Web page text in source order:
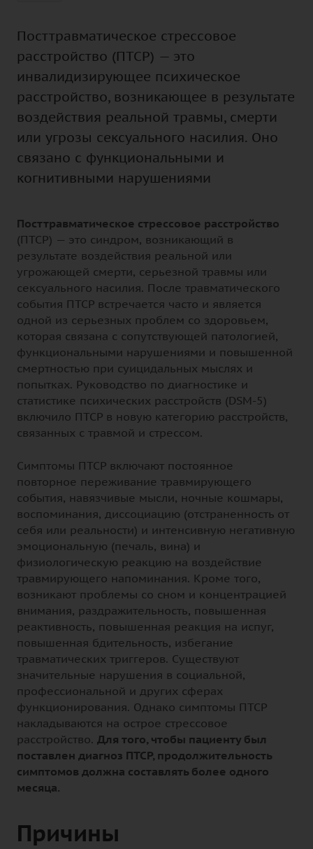
Посттравматическое стрессовое
расстройство (ПТСР) — это
инвалидизирующее психическое
расстройство, возникающее в результате
воздействия реальной травмы, смерти
или угрозы сексуального насилия. Оно
связано с функциональными и
когнитивными нарушениями
Посттравматическое стрессовое расстройство
(ПТСР) — это синдром, возникающий в
результате воздействия реальной или
угрожающей смерти, серьезной травмы или
сексуального насилия. После травматического
события ПТСР встречается часто и является
одной из серьезных проблем со здоровьем,
которая связана с сопутствующей патологией,
функциональными нарушениями и повышенной
смертностью при суицидальных мыслях и
попытках. Руководство по диагностике и
статистике психических расстройств (DSM-5)
включило ПТСР в новую категорию расстройств,
связанных с травмой и стрессом.
Симптомы ПТСР включают постоянное
повторное переживание травмирующего
события, навязчивые мысли, ночные кошмары,
воспоминания, диссоциацию (отстраненность от
себя или реальности) и интенсивную негативную
эмоциональную (печаль, вина) и
физиологическую реакцию на воздействие
травмирующего напоминания. Кроме того,
возникают проблемы со сном и концентрацией
внимания, раздражительность, повышенная
реактивность, повышенная реакция на испуг,
повышенная бдительность, избегание
травматических триггеров. Существуют
значительные нарушения в социальной,
профессиональной и других сферах
функционирования. Однако симптомы ПТСР
накладываются на острое стрессовое
расстройство. Для того, чтобы пациенту был
поставлен диагноз ПТСР, продолжительность
симптомов должна составлять более одного
месяца.
Причины